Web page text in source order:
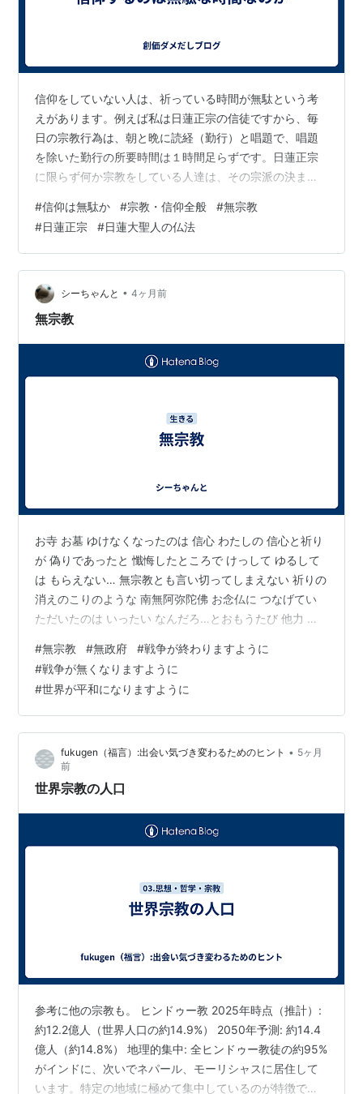
信仰をしていない人は、祈っている時間が無駄という考
えがあります。例えば私は日蓮正宗の信徒ですから、毎
日の宗教行為は、朝と晩に読経（勤行）と唱題で、唱題
を除いた勤行の所要時間は１時間足らずです。日蓮正宗
に限らず何か宗教をしている人達は、その宗派の決まり
す。宗教をしない人やアンチ宗教の人達から見たら、そ
うした時間は無駄に見えると思いますが、宗教者は決し
て無駄だとは思わないし、むしろ有意義な時間だと思っ
ています。その時間を無駄と言っている人はその１時間
を有効利用できているのでしょうか。もしも、私が無宗
教で勤行もしなかったとして、その１時間という時間を
#信仰は無駄か #宗教・信仰全般 #無宗教
#日蓮正宗 #日蓮大聖人の仏法
シーちゃんと • 4ヶ月前
無宗教
お寺 お墓 ゆけなくなったのは 信心 わたしの 信心と祈り
が 偽りであったと 懺悔したところで けっして ゆるして
は もらえない… 無宗教とも言い切ってしまえない 祈りの
消えのこりのような 南無阿弥陀佛 お念仏に つなげてい
ただいたのは いったい なんだろ…とおもうたび 他力 佛
く生きているんだな ありがとうと それで完全にぶっ壊れ
ずに生きて ただ食べて生きて… 恐怖は もはや多すぎてみ
んな恐怖なのに 慣れたり ありふれたりしないな… 背中が
痛い…眠っていたいよ…シーちゃん 朝の目覚め かなしい
手がぴりぴりして 今日もふらふらだ 食…
#無宗教 #無政府 #戦争が終わりますように
#戦争が無くなりますように
#世界が平和になりますように
fukugen（福言）:出会い気づき変わるためのヒント • 5ヶ月
前
世界宗教の人口
参考に他の宗教も。 ヒンドゥー教 2025年時点（推計）:
約12.2億人（世界人口の約14.9%） 2050年予測: 約14.4
億人（約14.8%） 地理的集中: 全ヒンドゥー教徒の約95%
がインドに、次いでネパール、モーリシャスに居住して
います。特定の地域に極めて集中しているのが特徴で